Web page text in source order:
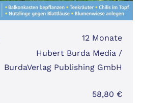
12 Monate
Hubert Burda Media /
BurdaVerlag Publishing GmbH
58,80 €